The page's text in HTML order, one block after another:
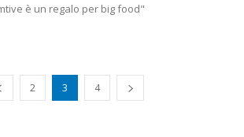
è un regalo per big food"
2 3 4